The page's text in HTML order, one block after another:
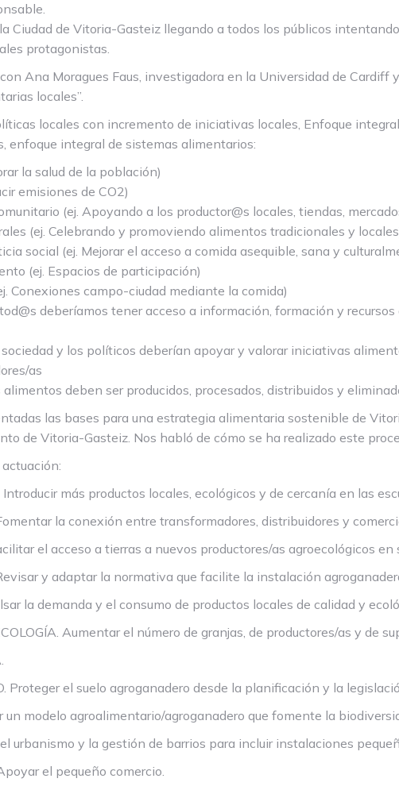
Ciudad de Vitoria-Gasteiz llegando a todos los públicos
protagonistas.
Ana Moragues Faus, investigadora en la Universidad de
locales”.
locales con incremento de iniciativas locales, Enfoque
enfoque integral de sistemas alimentarios:
la salud de la población)
emisiones de CO2)
(ej. Apoyando a los productor@s locales, tiendas,
(ej. Celebrando y promoviendo alimentos tradicionales y
social (ej. Mejorar el acceso a comida asequible, sana y
(ej. Espacios de participación)
Conexiones campo-ciudad mediante la comida)
deberíamos tener acceso a información, formación y
y los políticos deberían apoyar y valorar iniciativas
as
deben ser producidos, procesados, distribuidos y
las bases para una estrategia alimentaria sostenible de
de Vitoria-Gasteiz. Nos habló de cómo se ha realizado este
Introducir más productos locales, ecológicos y de cercanía en las
la conexión entre transformadores, distribuidores y
el acceso a tierras a nuevos productores/as agroecológicos
y adaptar la normativa que facilite la instalación
la demanda y el consumo de productos locales de calidad y
Aumentar el número de granjas, de productores/as y de
Proteger el suelo agroganadero desde la planificación y la
un modelo agroalimentario/agroganadero que fomente la
urbanismo y la gestión de barrios para incluir instalaciones
el pequeño comercio.